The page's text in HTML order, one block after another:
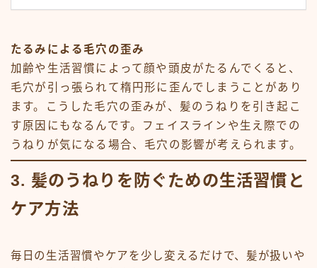
たるみによる毛穴の歪み
加齢や生活習慣によって顔や頭皮がたるんでくると、
毛穴が引っ張られて楕円形に歪んでしまうことがあり
ます。こうした毛穴の歪みが、髪のうねりを引き起こ
す原因にもなるんです。フェイスラインや生え際での
うねりが気になる場合、毛穴の影響が考えられます。
3. 髪のうねりを防ぐための生活習慣と
ケア方法
毎日の生活習慣やケアを少し変えるだけで、髪が扱いや